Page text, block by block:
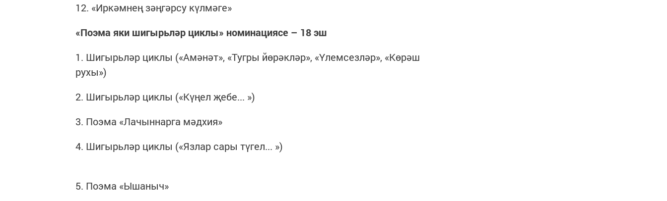
12. «Иркәмнең зәңгәрсу күлмәге»
«Поэма яки шигырьләр циклы» номинациясе – 18 эш
1. Шигырьләр циклы («Амәнәт», «Тугры йөрәкләр», «Үлемсезләр», «Көрәш
рухы»)
2. Шигырьләр циклы («Күңел җебе... »)
3. Поэма «Лачыннарга мәдхия»
4. Шигырьләр циклы («Язлар сары түгел... »)
5. Поэма «Ышаныч»